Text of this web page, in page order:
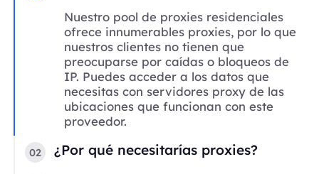
Nuestro pool de proxies residenciales
ofrece innumerables proxies, por lo que
nuestros clientes no tienen que
preocuparse por caídas o bloqueos de
IP. Puedes acceder a los datos que
necesitas con servidores proxy de las
ubicaciones que funcionan con este
proveedor.
02 ¿Por qué necesitarías proxies?